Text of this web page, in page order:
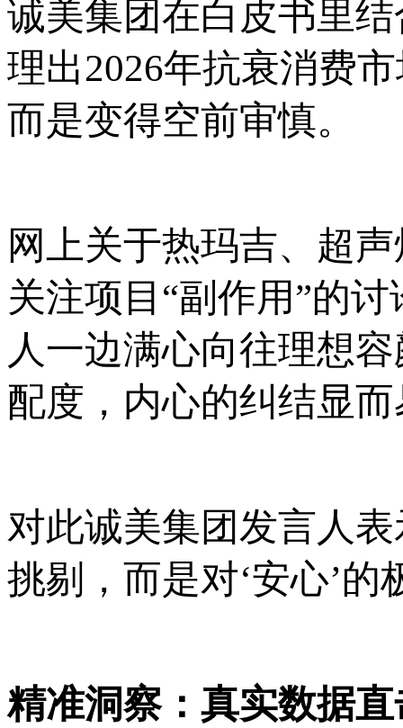
诚美集团在白皮书里
理出2026年抗衰消费
而是变得空前审慎。
网上关于热玛吉、超
关注项目“副作用”的
人一边满心向往理想
配度，内心的纠结显
对此诚美集团发言人
挑剔，而是对‘安心’的
精准洞察：真实数据